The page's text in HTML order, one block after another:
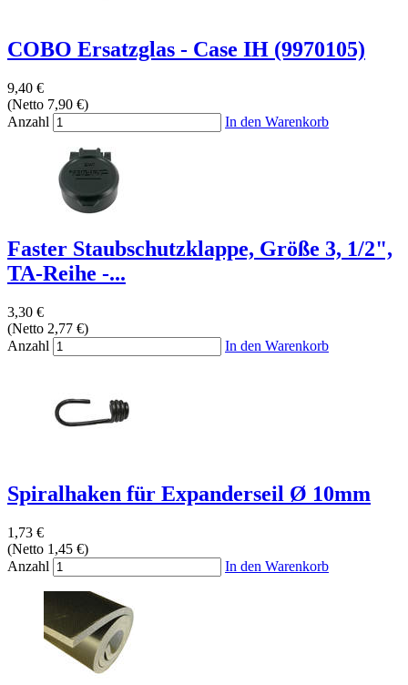
COBO Ersatzglas - Case IH (9970105)
9,40 €
(Netto 7,90 €)
Anzahl
In den Warenkorb
Faster Staubschutzklappe, Größe 3, 1/2",
TA-Reihe -...
3,30 €
(Netto 2,77 €)
Anzahl
In den Warenkorb
Spiralhaken für Expanderseil Ø 10mm
1,73 €
(Netto 1,45 €)
Anzahl
In den Warenkorb